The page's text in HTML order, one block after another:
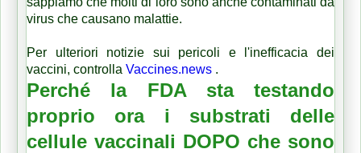
virus che causano malattie.
Per ulteriori notizie sui pericoli e l'inefficacia dei
vaccini, controlla Vaccines.news .
Perché la FDA sta testando
proprio ora i substrati delle
cellule vaccinali DOPO che sono